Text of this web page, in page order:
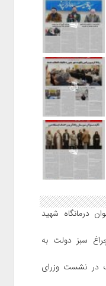
درمانگاه شهید
سبز دولت به
در نشست وزرای